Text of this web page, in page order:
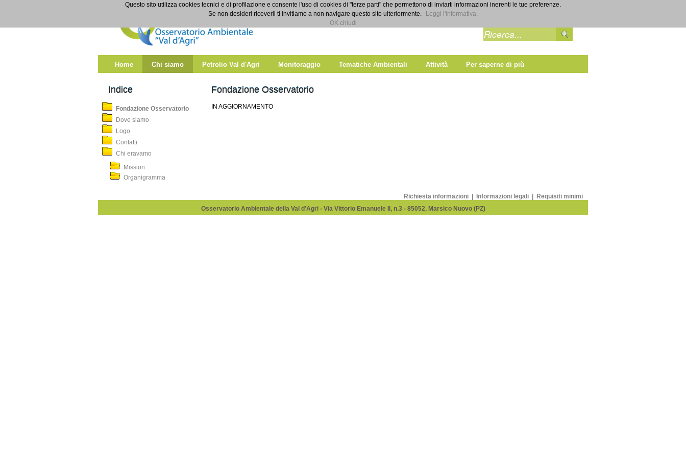
Fondazione Osservatorio
Home Chi siamo Petrolio Val d'Agri Monitoraggio Tematiche Ambientali Attività Per saperne di più
Indice
Fondazione Osservatorio
Dove siamo
Logo
Contatti
Chi eravamo
Mission
Organigramma
Fondazione Osservatorio
IN AGGIORNAMENTO
Richiesta informazioni Informazioni legali
Requisiti minimi
Osservatorio Ambientale della Val d'Agri - Via Vittorio Emanuele II, n.3 - 85052, Marsico Nuovo (PZ)
Questo sito utilizza cookies tecnici e di profilazione e consente l'uso di cookies di "terze parti" che permettono di inviarti informazioni inerenti le tue preferenze.
Se non desideri riceverli ti invitiamo a non navigare questo sito ulteriormente.
Leggi l'informativa.
OK chiudi